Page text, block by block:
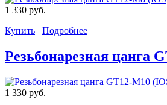
1 330 руб.
Купить
Подробнее
Резьбонарезная цанга
1 330 руб.